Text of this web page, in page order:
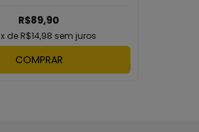
R$89,90
x de R$14,98 sem juros
COMPRAR